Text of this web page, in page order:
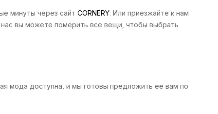
минуты через сайт CORNERY. Или приезжайте к нам
вы можете померить все вещи, чтобы выбрать
мода доступна, и мы готовы предложить ее вам по